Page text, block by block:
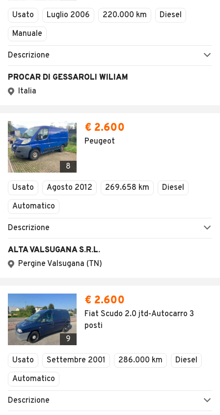
Usato Luglio 2006 220.000 km
Diesel
Manuale
Descrizione
PROCAR DI GESSAROLI WILIAM
Italia
8
€ 2.600
Peugeot
Usato Agosto 2012 269.658 km
Diesel
Automatico
Descrizione
ALTA VALSUGANA S.R.L.
Pergine Valsugana (TN)
9
€ 2.600
Fiat Scudo 2.0 jtd-Autocarro 3
posti
Usato Settembre 2001 286.000 km
Diesel
Automatico
Descrizione